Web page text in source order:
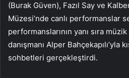
(Burak Güven), Fazıl Say ve
Müzesi’nde canlı performanslar
performanslarının yanı sıra
danışmanı Alper Bahçekapılı’yla
sohbetleri gerçekleştirdi.